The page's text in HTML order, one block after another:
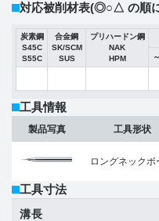
対応被削材表(◎○△ の順
炭素鋼
S45C
S55C
合金鋼
SK/SCM
SUS
プリハードン鋼
NAK
HPM
工具情報
製品写真 工具形状
ロングネックボ
工具寸法
溝長